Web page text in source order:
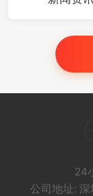
24
公司地址: